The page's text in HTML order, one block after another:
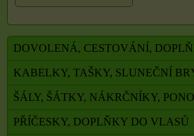
DOVOLENÁ, CESTOVÁNÍ,
KABELKY, TAŠKY, SLUNEČNÍ
ŠÁLY, ŠÁTKY, NÁKRČNÍKY,
PŘÍČESKY, DOPLŇKY DO VLASŮ